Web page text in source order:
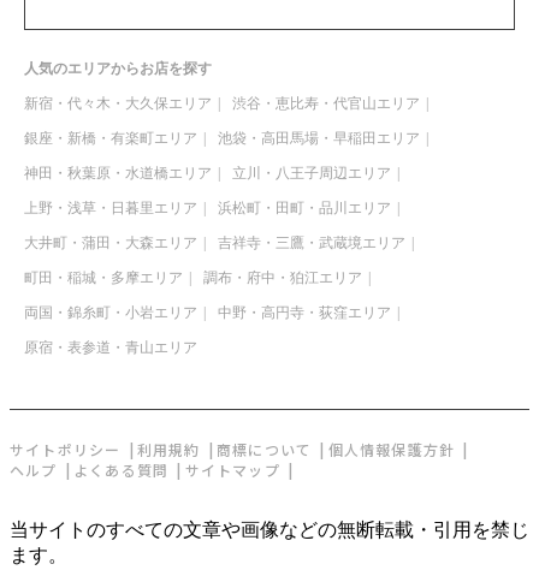
人気のエリアからお店を探す
新宿・代々木・大久保エリア 渋谷・恵比寿・代官山エリア
銀座・新橋・有楽町エリア 池袋・高田馬場・早稲田エリア
神田・秋葉原・水道橋エリア 立川・八王子周辺エリア
上野・浅草・日暮里エリア 浜松町・田町・品川エリア
大井町・蒲田・大森エリア 吉祥寺・三鷹・武蔵境エリア
町田・稲城・多摩エリア 調布・府中・狛江エリア
両国・錦糸町・小岩エリア 中野・高円寺・荻窪エリア
原宿・表参道・青山エリア
サイトポリシー 利用規約 商標について
個人情報保護方針
ヘルプ
よくある質問 サイトマップ
当サイトのすべての文章や画像などの無断転載・引用を禁じ
ます。